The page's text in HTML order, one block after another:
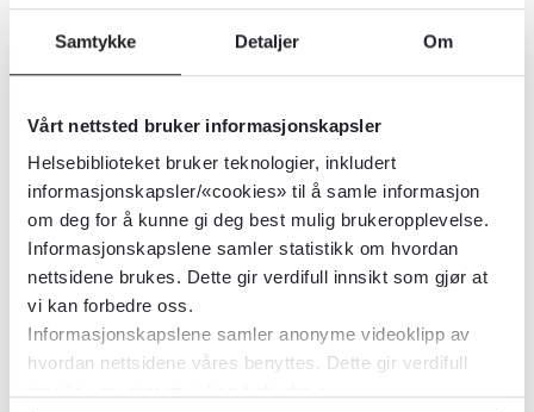
Samtykke Detaljer Om
Vårt nettsted bruker informasjonskapsler
Helsebiblioteket bruker teknologier, inkludert
informasjonskapsler/«cookies» til å samle informasjon
om deg for å kunne gi deg best mulig brukeropplevelse.
Informasjonskapslene samler statistikk om hvordan
nettsidene brukes. Dette gir verdifull innsikt som gjør at
vi kan forbedre oss.
Informasjonskapslene samler anonyme videoklipp av
hvordan nettsidene våres benyttes. Dette gir verdifull
Fagessay: Spiseforstyrrelser og
terapeutisk allianse (Tidsskrift for
Tidsskrift for Norsk psykologforening
Fagessay om barneoppdragelse:
Frustrasjon som betingelse for
vekst (Tidsskrift for Norsk
psykologforening)